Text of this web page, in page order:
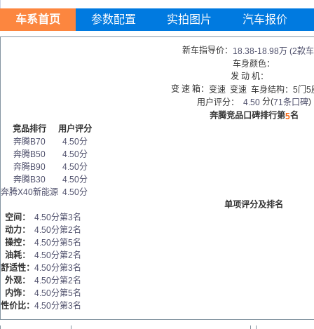
车系首页 参数配置 实拍图片 汽车报价
新车指导价： 18.38-18.98万 (2款
车身颜色：
发 动 机：
变 速 箱： 变速 变速 车身结构： 5门5
用户评分：
4.50 分(71条口碑)
奔腾竞品口碑排行第5名
竞品排行
用户评分
奔腾B70
4.50分
奔腾B50
4.50分
奔腾B90
4.50分
奔腾B30
4.50分
奔腾X40新能源 4.50分
单项评分及排名
空间：
4.50分第3名
动力：
4.50分第2名
操控：
4.50分第5名
油耗：
4.50分第2名
舒适性： 4.50分第3名
外观：
4.50分第2名
内饰：
4.50分第5名
性价比： 4.50分第3名